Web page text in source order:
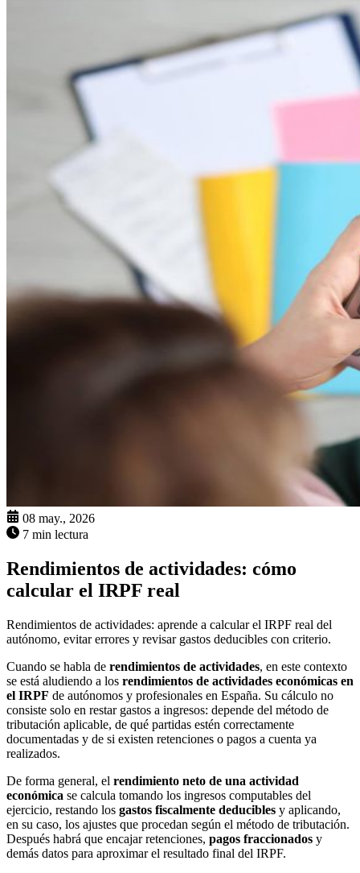
08 may., 2026
7 min lectura
Rendimientos de actividades: cómo
calcular el IRPF real
Rendimientos de actividades: aprende a calcular el IRPF real del
autónomo, evitar errores y revisar gastos deducibles con criterio.
Cuando se habla de rendimientos de actividades, en este contexto
se está aludiendo a los rendimientos de actividades económicas en
el IRPF de autónomos y profesionales en España. Su cálculo no
consiste solo en restar gastos a ingresos: depende del método de
tributación aplicable, de qué partidas estén correctamente
documentadas y de si existen retenciones o pagos a cuenta ya
realizados.
De forma general, el rendimiento neto de una actividad
económica se calcula tomando los ingresos computables del
ejercicio, restando los gastos fiscalmente deducibles y aplicando,
en su caso, los ajustes que procedan según el método de tributación.
Después habrá que encajar retenciones, pagos fraccionados y
demás datos para aproximar el resultado final del IRPF.